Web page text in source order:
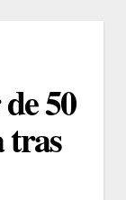
50
tras